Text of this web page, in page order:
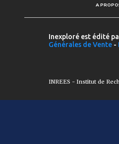
A
Inexploré est édité
Générales de Vente -
INREES - Institut de